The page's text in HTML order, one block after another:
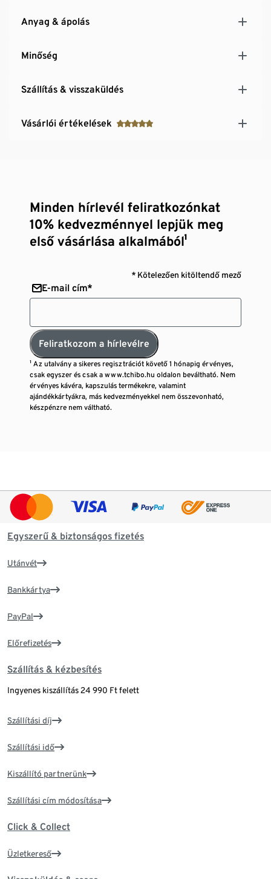
Anyag & ápolás
Minőség
Szállítás & visszaküldés
Vásárlói értékelések
Minden hírlevél feliratkozónkat
10% kedvezménnyel lepjük meg
első vásárlása alkalmából¹
* Kötelezően kitöltendő mező
E-mail cím*
Feliratkozom a hírlevélre
¹ Az utalvány a sikeres regisztrációt követő 1 hónapig érvényes,
csak egyszer és csak a www.tchibo.hu oldalon beváltható. Nem
érvényes kávéra, kapszulás termékekre, valamint
ajándékkártyákra, más kedvezményekkel nem összevonható,
készpénzre nem váltható.
Egyszerű & biztonságos fizetés
Utánvét
Bankkártya
PayPal
Előrefizetés
Szállítás & kézbesítés
Ingyenes kiszállítás 24 990 Ft felett
Szállítási díj
Szállítási idő
Kiszállító partnerünk
Szállítási cím módosítása
Click & Collect
Üzletkereső